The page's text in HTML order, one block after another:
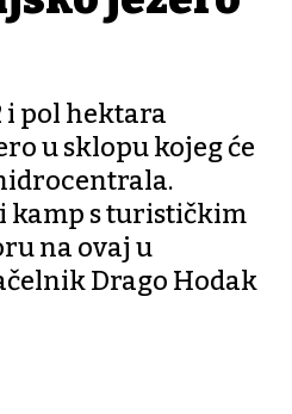
i pol hektara
u sklopu kojeg će
kamp s turističkim
na ovaj u
Drago Hodak